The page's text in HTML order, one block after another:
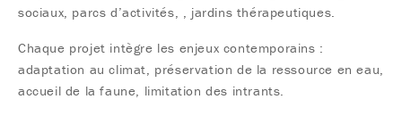
sociaux, parcs d’activités, , jardins thérapeutiques.
Chaque projet intègre les enjeux contemporains :
adaptation au climat, préservation de la ressource en eau,
accueil de la faune, limitation des intrants.